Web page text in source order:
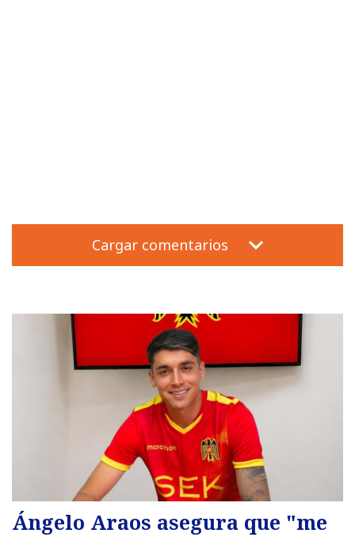
Cargar comentarios
Ángelo Araos asegura que "me